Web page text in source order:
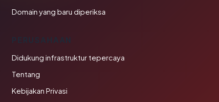
Domain yang baru diperiksa
PERUSAHAAN
Didukung infrastruktur tepercaya
Tentang
Kebijakan Privasi